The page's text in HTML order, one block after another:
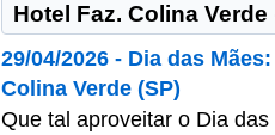
Hotel Faz. Colina Verde
29/04/2026 - Dia das
Colina Verde (SP)
Que tal aproveitar o Dia